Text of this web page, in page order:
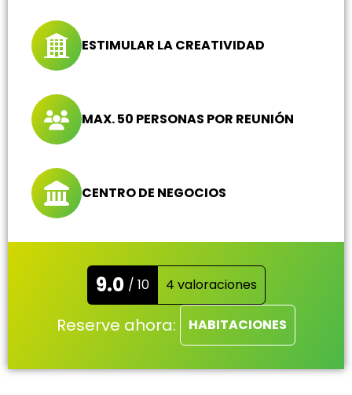
ESTIMULAR LA CREATIVIDAD
MAX. 50 PERSONAS POR REUNIÓN
CENTRO DE NEGOCIOS
9.0 / 10 4 valoraciones
Reserve ahora: HABITACIONES